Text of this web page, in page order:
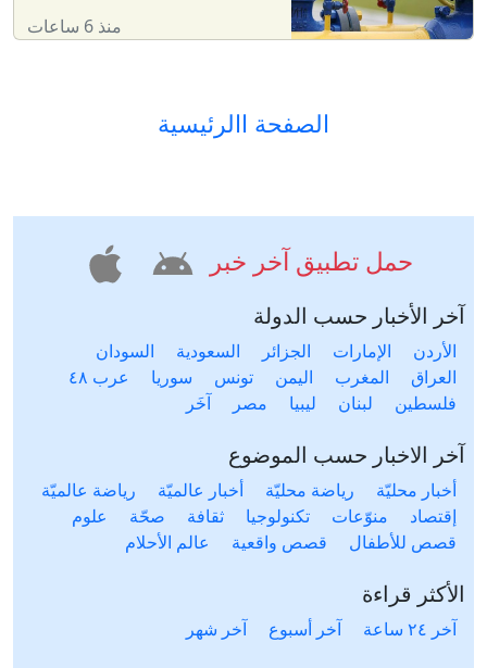
منذ 6 ساعات
الصفحة االرئيسية
حمل تطبيق آخر خبر
آخر الأخبار حسب الدولة
الأردن الإمارات الجزائر السعودية
السودان
العراق
المغرب اليمن تونس سوريا
عرب ٤٨
فلسطين
لبنان ليبيا مصر آخَر
آخر الاخبار حسب الموضوع
أخبار محليّة رياضة محليّة أخبار عالميّة
رياضة عالميّة
إقتصاد
منوّعات تكنولوجيا ثقافة صحّة
علوم
قصص للأطفال
قصص واقعية عالم الأحلام
الأكثر قراءة
آخر ٢٤ ساعة آخر أسبوع آخر شهر